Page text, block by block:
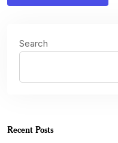
Search
Recent Posts